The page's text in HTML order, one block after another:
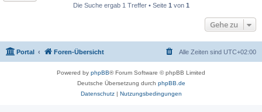
Die Suche ergab 1 Treffer • Seite 1 von 1
Gehe zu
Portal Foren-Übersicht Alle Zeiten sind UTC+02:00
Powered by phpBB® Forum Software © phpBB Limited
Deutsche Übersetzung durch phpBB.de
Datenschutz| Nutzungsbedingungen